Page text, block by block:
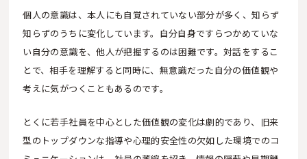
個人の意識は、本人にも自覚されていない部分が多く、知らず
知らずのうちに変化しています。自分自身ですらつかめていな
い自分の意識を、他人が把握するのは困難です。対話をするこ
とで、相手を理解すると同時に、無意識だった自分の価値観や
考えに気がつくこともあるのです。
とくに若手社員を中心とした価値観の変化は劇的であり、旧来
型のトップダウンな指導や心理的安全性の欠如した環境でのコ